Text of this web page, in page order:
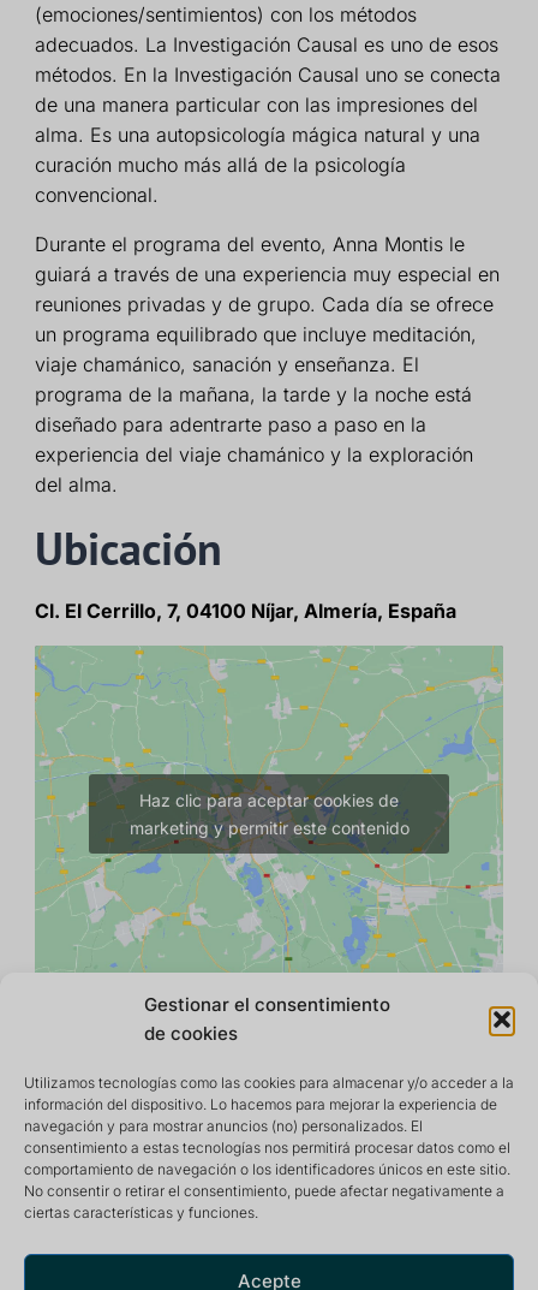
Gestionar el consentimiento
de cookies
Utilizamos tecnologías como las cookies para almacenar y/o acceder a la
información del dispositivo. Lo hacemos para mejorar la experiencia de
navegación y para mostrar anuncios (no) personalizados. El
consentimiento a estas tecnologías nos permitirá procesar datos como el
comportamiento de navegación o los identificadores únicos en este sitio.
No consentir o retirar el consentimiento, puede afectar negativamente a
ciertas características y funciones.
Acepte
(emociones/sentimientos) con los métodos
adecuados. La Investigación Causal es uno de esos
métodos. En la Investigación Causal uno se conecta
de una manera particular con las impresiones del
alma. Es una autopsicología mágica natural y una
curación mucho más allá de la psicología
convencional.
Durante el programa del evento, Anna Montis le
guiará a través de una experiencia muy especial en
reuniones privadas y de grupo. Cada día se ofrece
un programa equilibrado que incluye meditación,
viaje chamánico, sanación y enseñanza. El
programa de la mañana, la tarde y la noche está
diseñado para adentrarte paso a paso en la
experiencia del viaje chamánico y la exploración
del alma.
Ubicación
Cl. El Cerrillo, 7, 04100 Níjar, Almería, España
Haz clic para aceptar cookies de
marketing y permitir este contenido
tranquilo e inspirador para una vida óptima.